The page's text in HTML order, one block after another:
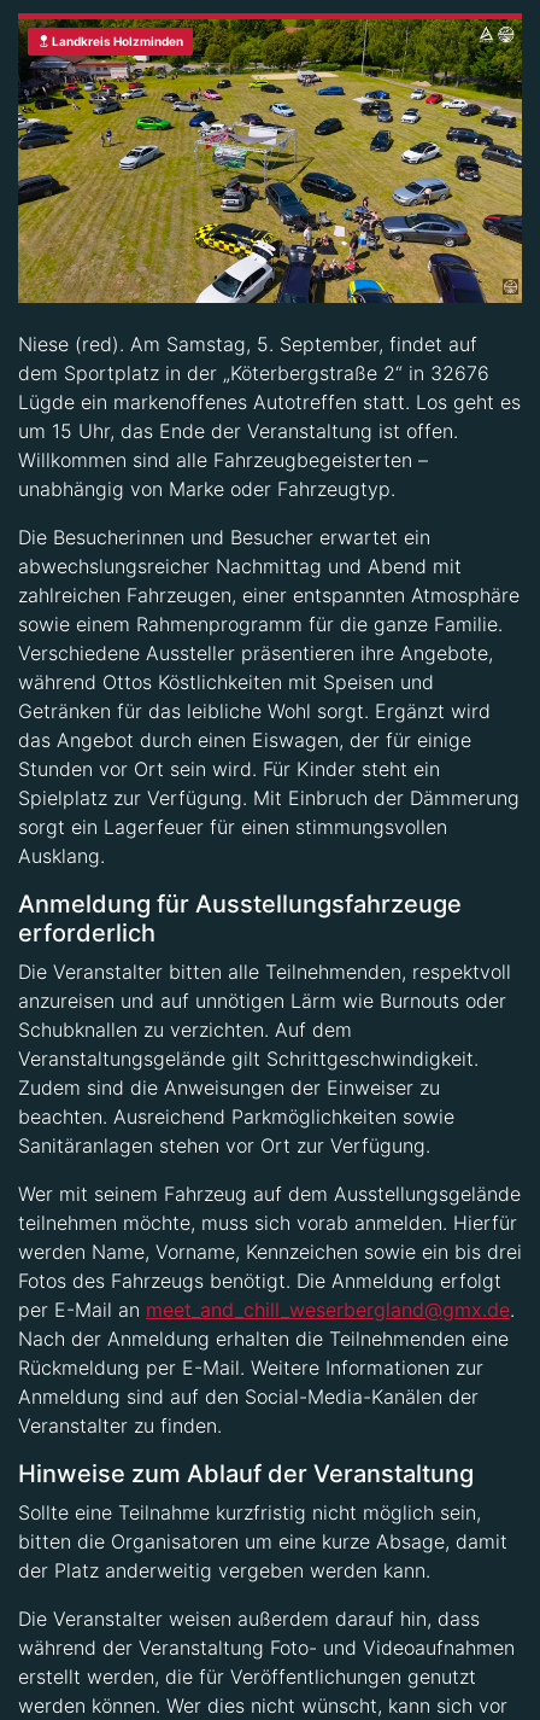
Landkreis Holzminden
Niese (red). Am Samstag, 5. September, findet auf
dem Sportplatz in der „Köterbergstraße 2“ in 32676
Lügde ein markenoffenes Autotreffen statt. Los geht es
um 15 Uhr, das Ende der Veranstaltung ist offen.
Willkommen sind alle Fahrzeugbegeisterten –
unabhängig von Marke oder Fahrzeugtyp.
Die Besucherinnen und Besucher erwartet ein
abwechslungsreicher Nachmittag und Abend mit
zahlreichen Fahrzeugen, einer entspannten Atmosphäre
sowie einem Rahmenprogramm für die ganze Familie.
Verschiedene Aussteller präsentieren ihre Angebote,
während Ottos Köstlichkeiten mit Speisen und
Getränken für das leibliche Wohl sorgt. Ergänzt wird
das Angebot durch einen Eiswagen, der für einige
Stunden vor Ort sein wird. Für Kinder steht ein
Spielplatz zur Verfügung. Mit Einbruch der Dämmerung
sorgt ein Lagerfeuer für einen stimmungsvollen
Ausklang.
Anmeldung für Ausstellungsfahrzeuge
erforderlich
Die Veranstalter bitten alle Teilnehmenden, respektvoll
anzureisen und auf unnötigen Lärm wie Burnouts oder
Schubknallen zu verzichten. Auf dem
Veranstaltungsgelände gilt Schrittgeschwindigkeit.
Zudem sind die Anweisungen der Einweiser zu
beachten. Ausreichend Parkmöglichkeiten sowie
Sanitäranlagen stehen vor Ort zur Verfügung.
Wer mit seinem Fahrzeug auf dem Ausstellungsgelände
teilnehmen möchte, muss sich vorab anmelden. Hierfür
werden Name, Vorname, Kennzeichen sowie ein bis drei
Fotos des Fahrzeugs benötigt. Die Anmeldung erfolgt
per E-Mail an meet_and_chill_weserbergland@gmx.de.
Nach der Anmeldung erhalten die Teilnehmenden eine
Rückmeldung per E-Mail. Weitere Informationen zur
Anmeldung sind auf den Social-Media-Kanälen der
Veranstalter zu finden.
Hinweise zum Ablauf der Veranstaltung
Sollte eine Teilnahme kurzfristig nicht möglich sein,
bitten die Organisatoren um eine kurze Absage, damit
der Platz anderweitig vergeben werden kann.
Die Veranstalter weisen außerdem darauf hin, dass
während der Veranstaltung Foto- und Videoaufnahmen
erstellt werden, die für Veröffentlichungen genutzt
werden können. Wer dies nicht wünscht, kann sich vor